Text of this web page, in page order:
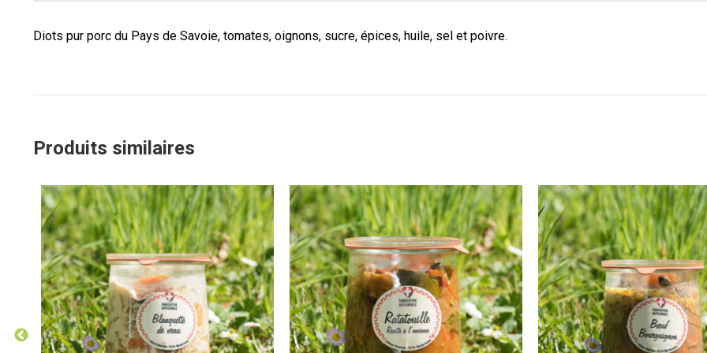
Diots pur porc du Pays de Savoie, tomates, oignons, sucre, épices, huile, sel et poivre.
Produits similaires